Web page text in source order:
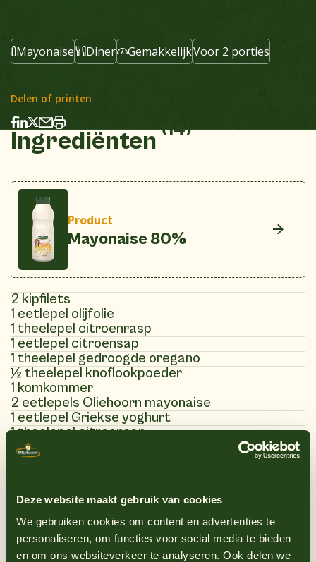
Deze website maakt gebruik van cookies
We gebruiken cookies om content en advertenties te
personaliseren, om functies voor social media te bieden
en om ons websiteverkeer te analyseren. Ook delen we
Mayonaise Diner GemakkelijkVoor 2 porties
Delen of printen
Ingrediënten (14)
Product
Mayonaise 80%
2 kipfilets
1 eetlepel olijfolie
1 theelepel citroenrasp
1 eetlepel citroensap
1 theelepel gedroogde oregano
½ theelepel knoflookpoeder
1 komkommer
2 eetlepels Oliehoorn mayonaise
1 eetlepel Griekse yoghurt
1 theelepel citroensap
1 teentje knoflook fijngehakt
1 eetlepel verse fijngehakte dille
(7)